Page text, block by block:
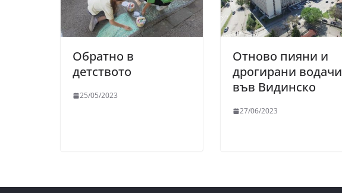
Обратно в
детството
25/05/2023
Отново пияни и
дрогирани водачи
във Видинско
27/06/2023